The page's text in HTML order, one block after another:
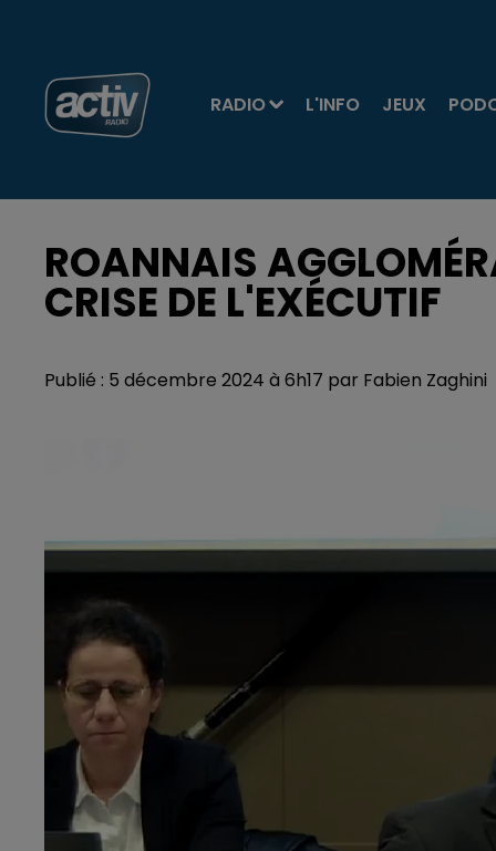
RADIO L'INFO JEUX
ROANNAIS
CRISE DE L'EXÉCUTIF
Publié : 5 décembre 2024 à 6h17 par Fabien Zaghini